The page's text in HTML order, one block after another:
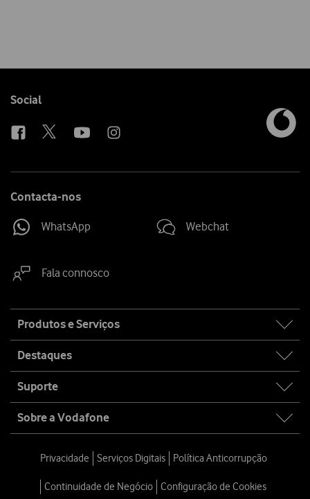
Follow
Social
Contacta-nos
WhatsApp Webchat
Fala connosco
map
Produtos e Serviços
Destaques
Suporte
Sobre a Vodafone
Privacidade Serviços Digitais Política Anticorrupção
Continuidade de Negócio Configuração de Cookies